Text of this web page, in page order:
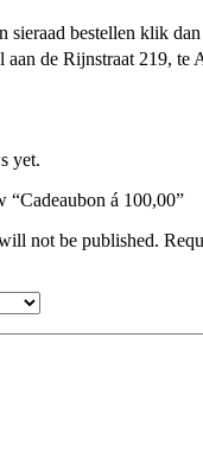
sieraad bestellen klik
de Rijnstraat 219, te
yet.
“Cadeaubon á 100,00”
not be published.